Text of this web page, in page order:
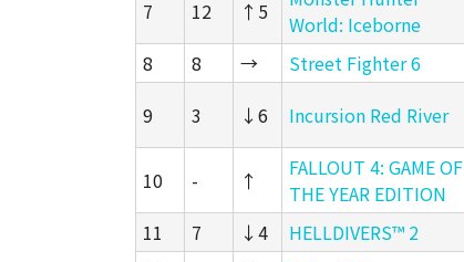
7 12 ↑5
World: Iceborne
8
8 → Street Fighter 6
9
3 ↓6 Incursion Red River
10
- ↑
FALLOUT 4: GAME OF
THE YEAR EDITION
11
7 ↓4 HELLDIVERS™ 2